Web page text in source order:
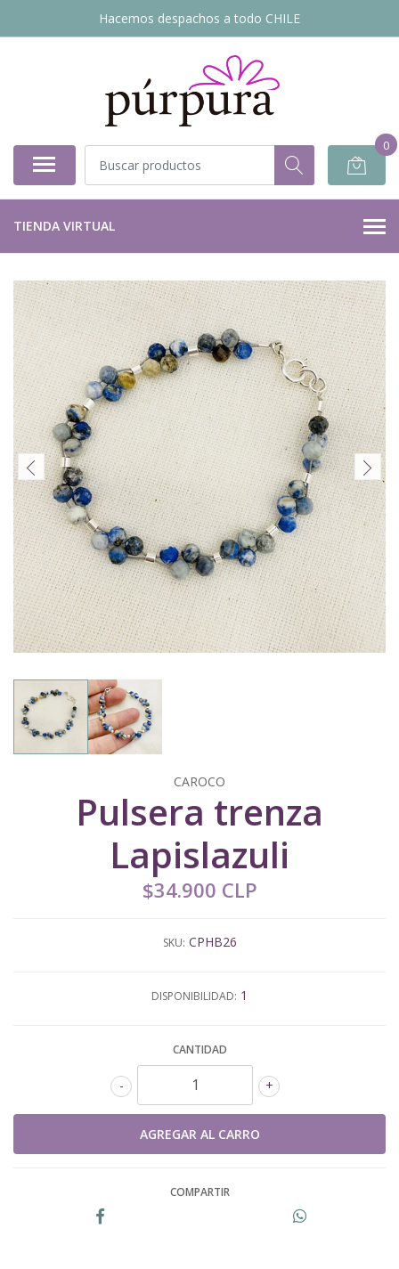
Hacemos despachos a todo CHILE
0
TIENDA VIRTUAL
CAROCO
Pulsera trenza
Lapislazuli
$34.900 CLP
SKU: CPHB26
DISPONIBILIDAD: 1
CANTIDAD
+
-
COMPARTIR